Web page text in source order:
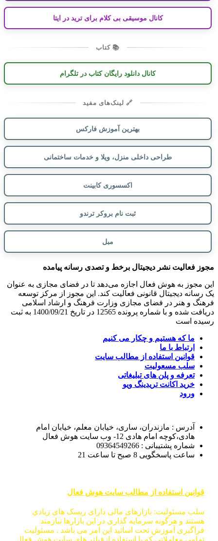
کانال موسیقی بی کلام برای ترید در ایتا
📚 کتاب
کانال دانلود رایگان کتاب در تلگرام
🔗 لینک‌های مفید
بهترین آموزش فارکس
طراحی داخلی منزل، ویلا و خدمات ساختمانی
اکسسوری کابینت
ثبت نام بروکر ترندو
مبل
مجوز فعالیت نشر دیجیتال برخط و تصدی رسانه پیامده
این مجوز به هوش فعال اجازه می‌دهد تا در فضای مجازی به عنوان
یک رسانه دیجیتال قانونی فعالیت کند. این مجوز از مرکز توسعه
فرهنگ و هنر در فضای مجازی وزارت فرهنگ و ارشاد اسلامی
دریافت شده و با شماره پرونده 12565 در تاریخ 1400/09/21 به ثبت
رسیده است
ما که هستیم و چکار می کنیم
ارتباط با ما
قوانین استفاده از مطالب سایت
سلب مسعولیت
تعرفه و پلن های تبلیغاتی
خرید اکانت تریدینگ ویو
ورود
آدرس : مازندران، ساری، خیابان معلم، خیابان امام
هادی،کوچه امام هادی 12- وب سایت هوش فعال
شماره پشتیبانی : 09364549266
ساعت پاسخگویی 8 صبح تا ساعت 21
قوانین استفاده از مطالب سایت هوش فعال
سلب مسئولیت: بازارهای مالی دارای ریسک های زیادی
هستند و هرگونه سرمایه گذاری در این بازارها نیازمند
فراگیری آموزش تحت اساتید این امر می باشد . مسئولیت
تمامی معاملاتی که با استفاده ازفیلتر های سایت هوش فعال